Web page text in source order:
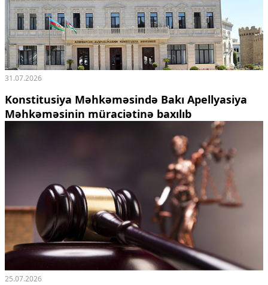
31.07.2026
Konstitusiya Məhkəməsində Bakı Apellyasiya
Məhkəməsinin müraciətinə baxılıb
25.07.2026